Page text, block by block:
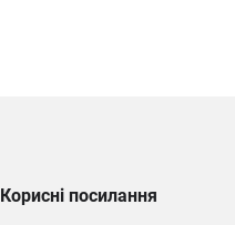
Корисні посилання